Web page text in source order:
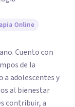
Online
Cuento con
de la
a adolescentes y
al bienestar